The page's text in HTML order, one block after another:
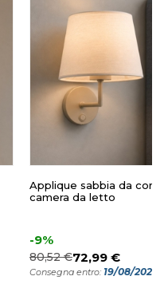
Applique sabbia da
camera da letto
-9%
80,52 €72,99 €
Consegna entro: 19/08/2026